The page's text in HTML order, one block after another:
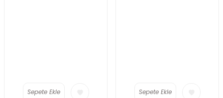
Sepete Ekle Sepete Ekle